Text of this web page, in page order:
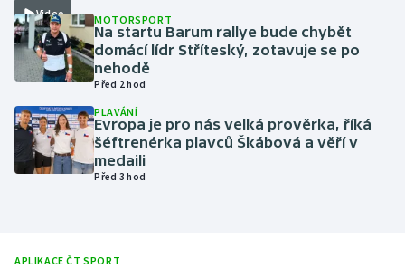
Olympijské hry
Parasport
Plážový volejbal
Video MOTORSPORT
Na startu Barum rallye bude chybět
domácí lídr Stříteský, zotavuje se po
nehodě
Před 2 hod
PLAVÁNÍ
Evropa je pro nás velká prověrka, říká
šéftrenérka plavců Škábová a věří v
medaili
Před 3 hod
APLIKACE ČT SPORT